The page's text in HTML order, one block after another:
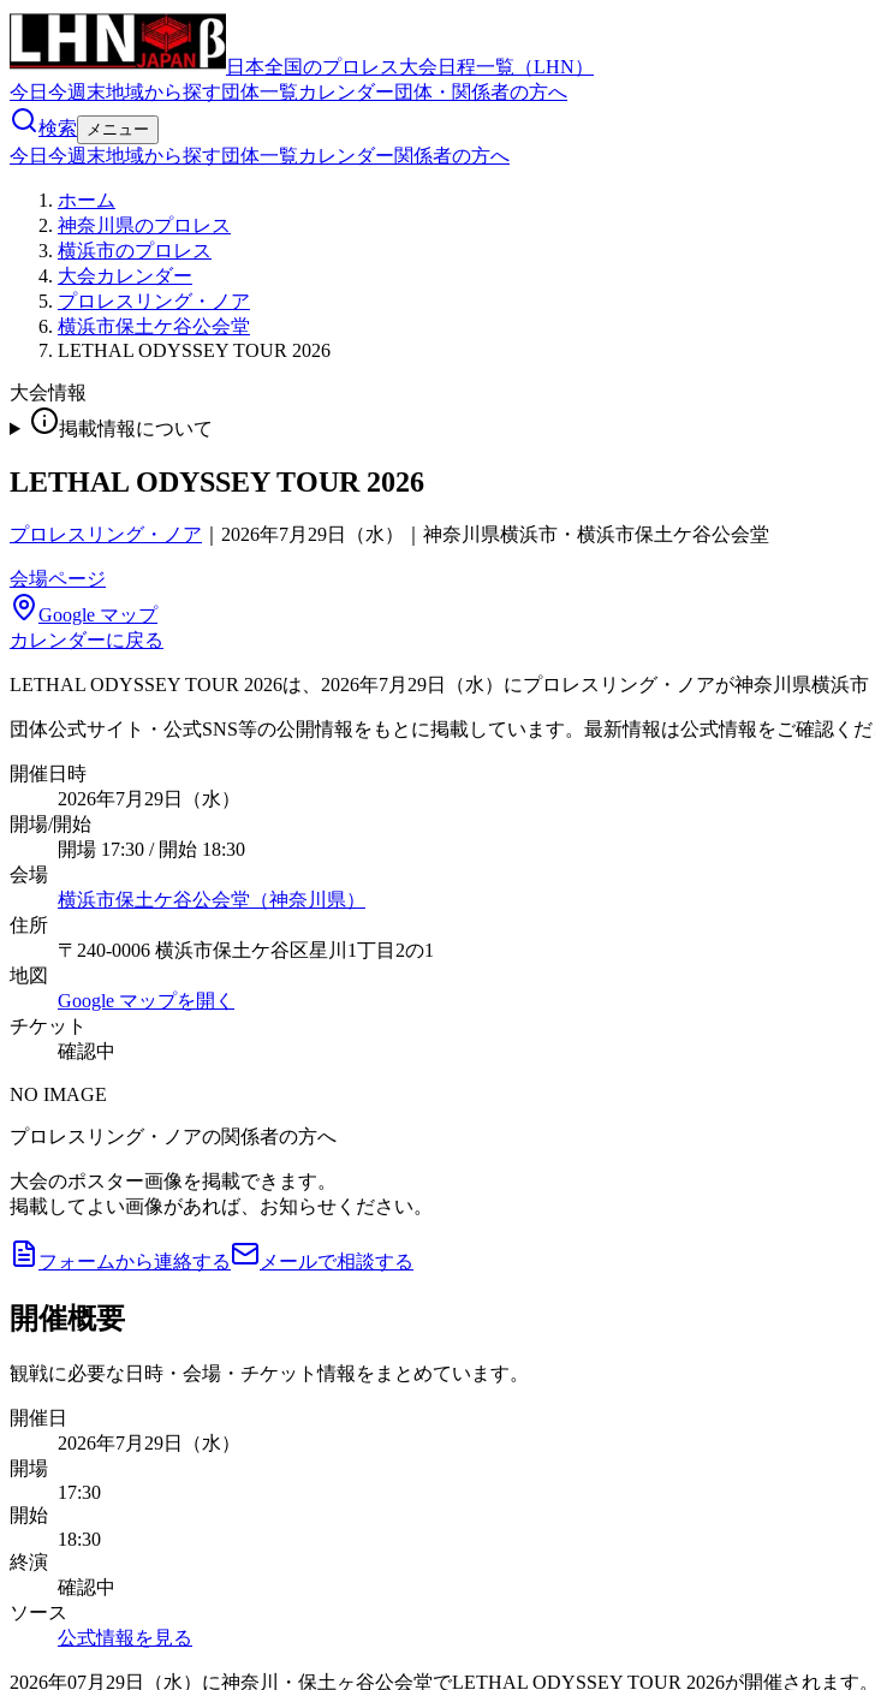
日本全国のプロレス大会日程一覧（LHN）
今日 今週末地域から探す団体一覧カレンダー団体・関係者の方へ
検索
メニュー
今日 今週末地域から探す団体一覧カレンダー関係者の方へ
ホーム
神奈川県のプロレス
横浜市のプロレス
大会カレンダー
プロレスリング・ノア
横浜市保土ケ谷公会堂
LETHAL ODYSSEY TOUR 2026
大会情報
掲載情報について
LETHAL ODYSSEY TOUR 2026
プロレスリング・ノア 2026年7月29日（水）｜神奈川県横浜市・横浜市保土ケ谷公会堂
会場ページ
Google マップ
カレンダーに戻る
LETHAL ODYSSEY TOUR 2026は、2026年7月29日（水）にプロレスリング・ノアが神奈川県横浜
団体公式サイト・公式SNS等の公開情報をもとに掲載しています。最新情報は公式情報をご確認くだ
開催日時
2026年7月29日（水）
開場/開始
開場 17:30 / 開始 18:30
会場
横浜市保土ケ谷公会堂（神奈川県）
住所
〒240-0006 横浜市保土ケ谷区星川1丁目2の1
地図
Google マップを開く
チケット
確認中
NO IMAGE
プロレスリング・ノアの関係者の方へ
大会のポスター画像を掲載できます。
掲載してよい画像があれば、お知らせください。
フォームから連絡する メールで相談する
開催概要
観戦に必要な日時・会場・チケット情報をまとめています。
開催日
2026年7月29日（水）
開場
17:30
開始
18:30
終演
確認中
ソース
公式情報を見る
2026年07月29日（水）に神奈川・保土ヶ谷公会堂でLETHAL ODYSSEY TOUR 2026が開催されます。